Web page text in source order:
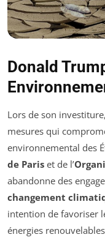
Donald
Lors de son
mesures qui
environnemental des
de Paris et de l’
abandonne des
changement
intention de favoriser
énergies